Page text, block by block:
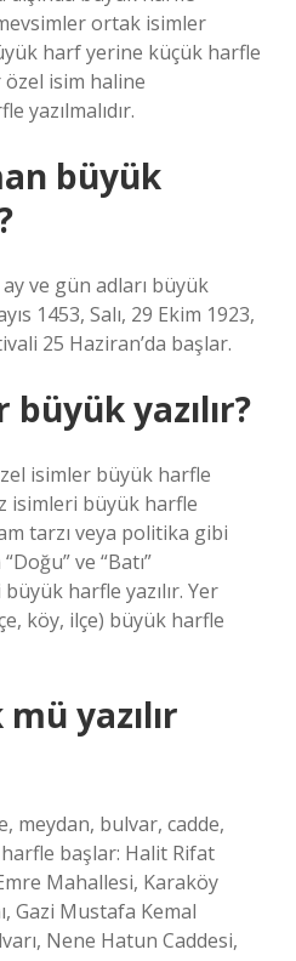
ortak isimler
harf yerine küçük harfle
özel isim haline
yazılmalıdır.
büyük
ve gün adları büyük
1453, Salı, 29 Ekim 1923,
25 Haziran’da başlar.
yazılır?
isimler büyük harfle
isimleri büyük harfle
tarzı veya politika gibi
ve “Batı”
harfle yazılır. Yer
köy, ilçe) büyük harfle
yazılır
meydan, bulvar, cadde,
başlar: Halit Rifat
Mahallesi, Karaköy
Gazi Mustafa Kemal
Nene Hatun Caddesi,